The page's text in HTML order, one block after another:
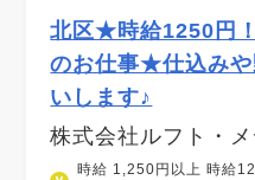
北区★時給1250円
のお仕事★仕込み
いします♪
株式会社ルフト・
時給 1,250円以上 時給